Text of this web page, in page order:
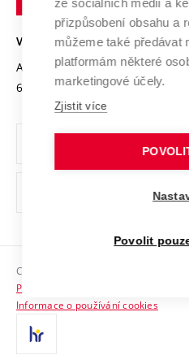
Open Science
Projekty
Projekty ze strukturálních fondů
Specifický výzkum
Univerzitní sítě
Bezpečná univerzita
Vyznamenání
Organizační struktura
Ochrana osobních údajů
odkaz)
Sociální bezpečí
HR Award
Kontakty
VYSOKÉ UČENÍ TECHNICKÉ V
Antonínská 548/1
602 00 Brno
Copyright © 2026 VUT
Prohlášení o přístupnosti
Informace o používání cookies
ze sociálních médií a
přizpůsobení obsahu a
můžeme také předávat
platformám některé
marketingové účely.
Zjistit více
Povolit